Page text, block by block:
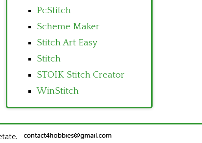
PcStitch
Scheme Maker
Stitch Art Easy
Stitch
STOIK Stitch Creator
WinStitch